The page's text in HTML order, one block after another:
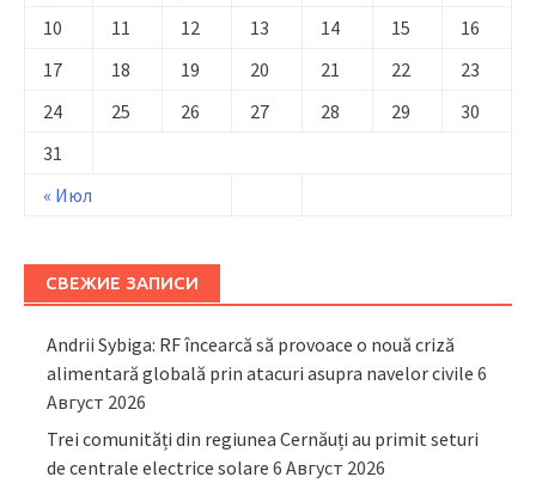
« Июл
10
11 12 13 14 15
16
17
18 19 20 21 22
23
24
25 26 27 28 29
30
31
СВЕЖИЕ ЗАПИСИ
Andrii Sybiga: RF încearcă să provoace o nouă criză
alimentară globală prin atacuri asupra navelor civile 6
Август 2026
Trei comunități din regiunea Cernăuți au primit seturi
de centrale electrice solare 6 Август 2026